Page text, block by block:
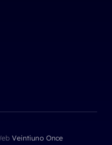
Veintiuno Once